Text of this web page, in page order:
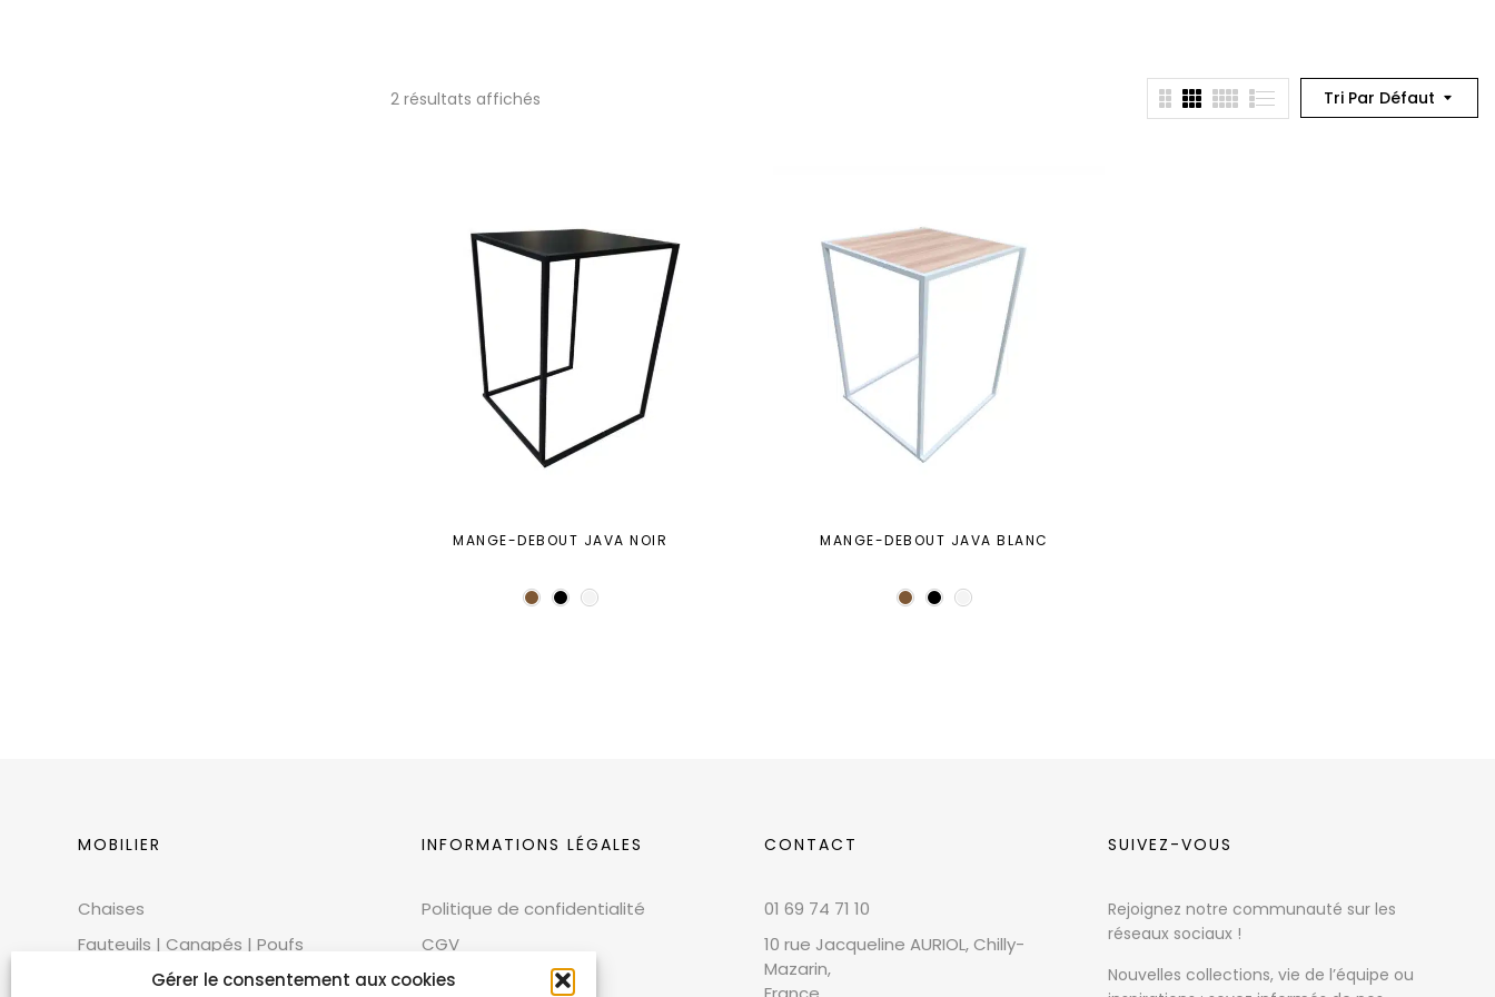
Gérer le consentement aux cookies
Tri Par Défaut
2 résultats affichés
MANGE-DEBOUT JAVA NOIR MANGE-DEBOUT JAVA BLANC
MOBILIER
Chaises
Fauteuils | Canapés | Poufs
Mobilier extérieur
INFORMATIONS LÉGALES
Politique de confidentialité
CGV
CGU
CONTACT
01 69 74 71 10
10 rue Jacqueline AURIOL, Chilly-
Mazarin,
SUIVEZ-VOUS
Rejoignez notre communauté sur les
réseaux sociaux !
Nouvelles collections, vie de l’équipe ou